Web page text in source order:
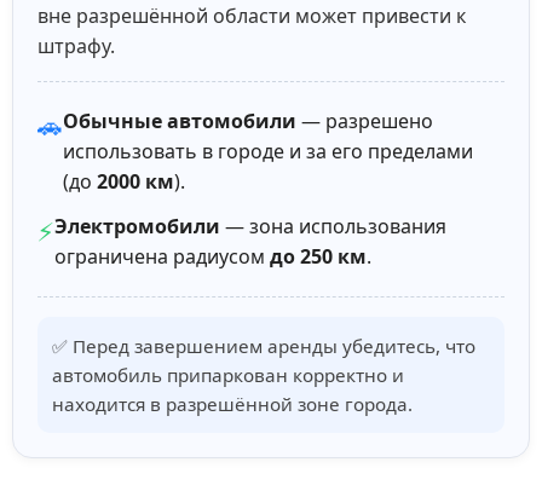
вне разрешённой области может привести к
штрафу.
🚗Обычные автомобили — разрешено
использовать в городе и за его пределами
(до 2000 км).
⚡Электромобили — зона использования
ограничена радиусом до 250 км.
✅ Перед завершением аренды убедитесь, что
автомобиль припаркован корректно и
находится в разрешённой зоне города.